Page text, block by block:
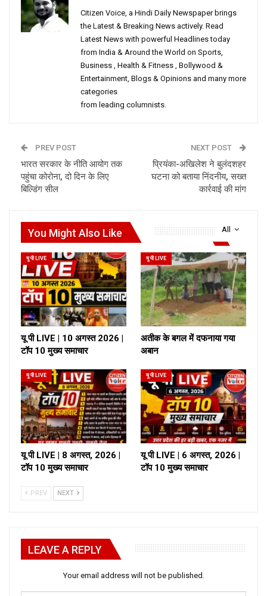
Citizen Voice, a Hindi Daily Newspaper brings
the Latest & Breaking News actively. Read
Latest News with powerful Headlines today
from India & Around the World on Sports,
Business , Health & Fitness , Bollywood &
Entertainment, Blogs & Opinions and many more
categories
from leading columnists.
PREV POST
भारत सरकार के नीति आयोग तक
पहुंचा कोरोना, दो दिन के लिए
बिल्डिंग सील
NEXT POST
प्रियंका-अखिलेश ने बुलंदशहर
घटना को बताया निंदनीय, सख्त
कार्रवाई की मांग
All
You Might Also Like
यू पी LIVE
यू पी LIVE | 10 अगस्त 2026 |
टॉप 10 मुख्य समाचार
यू पी LIVE
अतीक के बगल में दफनाया गया
अबान
यू पी LIVE
यू पी LIVE | 8 अगस्त, 2026 |
टॉप 10 मुख्य समाचार
यू पी LIVE
यू पी LIVE | 6 अगस्त, 2026 |
टॉप 10 मुख्य समाचार
PREV NEXT
LEAVE A REPLY
Your email address will not be published.